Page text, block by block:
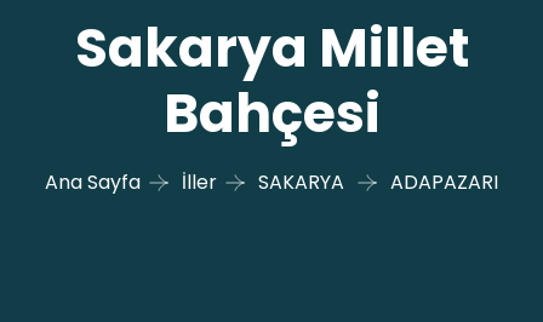
Sakarya Millet
Bahçesi
Ana Sayfa İller SAKARYA ADAPAZARI